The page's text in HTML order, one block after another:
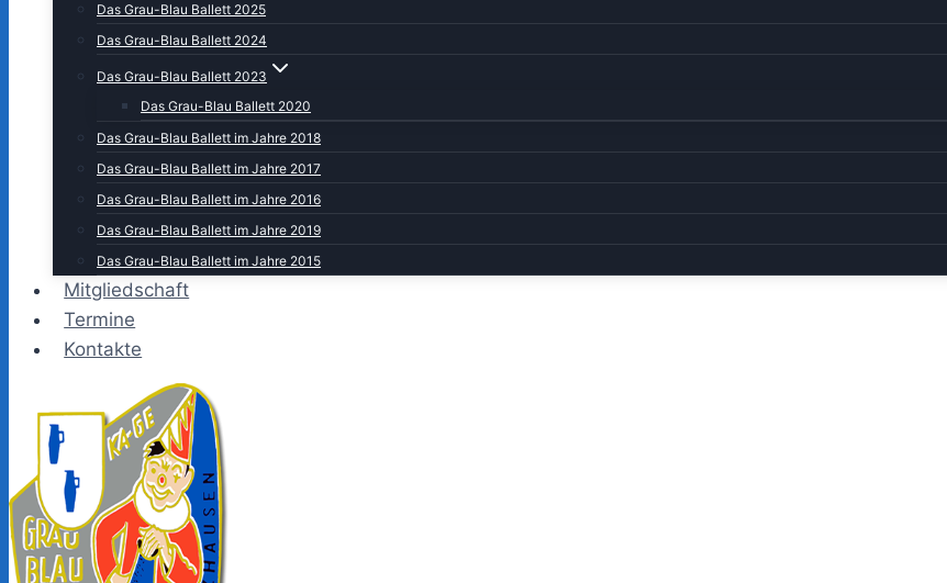
Das Grau-Blau Ballett 2025
Das Grau-Blau Ballett 2024
Das Grau-Blau Ballett 2023
Das Grau-Blau Ballett 2020
Das Grau-Blau Ballett im Jahre 2018
Das Grau-Blau Ballett im Jahre 2017
Das Grau-Blau Ballett im Jahre 2016
Das Grau-Blau Ballett im Jahre 2019
Das Grau-Blau Ballett im Jahre 2015
Mitgliedschaft
Termine
Kontakte